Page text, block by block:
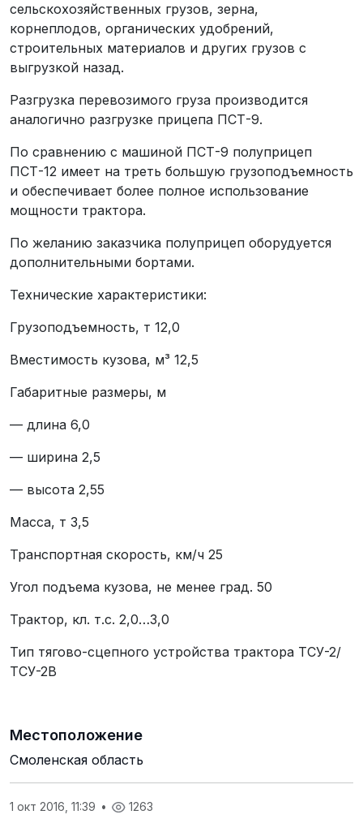
сельскохозяйственных грузов, зерна,
корнеплодов, органических удобрений,
строительных материалов и других грузов с
выгрузкой назад.
Разгрузка перевозимого груза производится
аналогично разгрузке прицепа ПСТ-9.
По сравнению с машиной ПСТ-9 полуприцеп
ПСТ-12 имеет на треть большую грузоподъемность
и обеспечивает более полное использование
мощности трактора.
По желанию заказчика полуприцеп оборудуется
дополнительными бортами.
Технические характеристики:
Грузоподъемность, т 12,0
Вместимость кузова, м³ 12,5
Габаритные размеры, м
— длина 6,0
— ширина 2,5
— высота 2,55
Масса, т 3,5
Транспортная скорость, км/ч 25
Угол подъема кузова, не менее град. 50
Трактор, кл. т.с. 2,0…3,0
Тип тягово-сцепного устройства трактора ТСУ-2/
ТСУ-2В
Местоположение
Смоленская область
1 окт 2016, 11:39 • 1263